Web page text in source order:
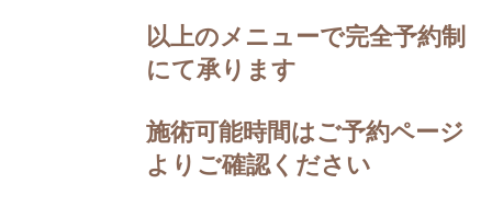
以上のメニューで完全予約制
にて承ります
​施術可能時間はご予約ページ
よりご確認ください